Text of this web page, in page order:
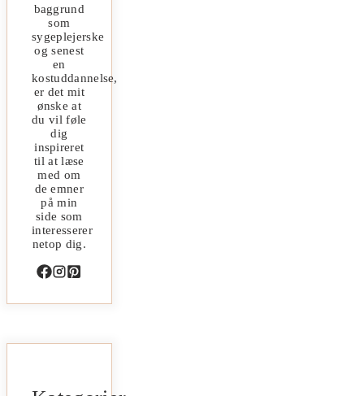
baggrund
som
sygeplejerske
og senest
en
kostuddannelse,
er det mit
ønske at
du vil føle
dig
inspireret
til at læse
med om
de emner
på min
side som
interesserer
netop dig.